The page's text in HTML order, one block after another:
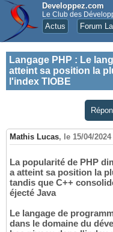
Developpez.com
Le Club des
Actus Forum
Langage PHP : Le
atteint sa position la
l'index TIOBE
Mathis Lucas, le 15/04/
La popularité de PHP
a atteint sa position la
tandis que C++
éjecté Java
Le langage de
dans le domaine du